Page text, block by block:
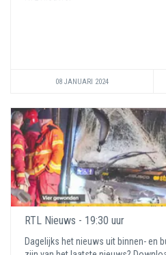
08 JANUARI 2024
RTL Nieuws - 19:30 uur
Dagelijks het nieuws uit binnen- en